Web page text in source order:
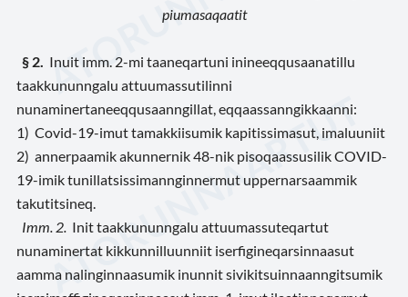
piumasaqaatit
§ 2. Inuit imm. 2-mi taaneqartuni inineeqqusaanatillu
taakkununngalu attuumassutilinni
nunaminertaneeqqusaanngillat, eqqaassanngikkaanni:
1) Covid-19-imut tamakkiisumik kapitissimasut, imaluuniit
2) annerpaamik akunnernik 48-nik pisoqaassusilik COVID-
19-imik tunillatsissimannginnermut uppernarsaammik
takutitsineq.
Imm. 2. Init taakkununngalu attuumassuteqartut
nunaminertat kikkunnilluunniit iserfigineqarsinnaasut
aamma nalinginnaasumik inunnit sivikitsuinnaanngitsumik